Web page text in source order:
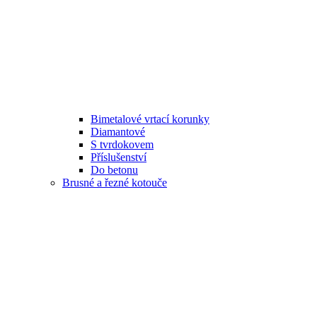
Bimetalové vrtací korunky
Diamantové
S tvrdokovem
Příslušenství
Do betonu
Brusné a řezné kotouče